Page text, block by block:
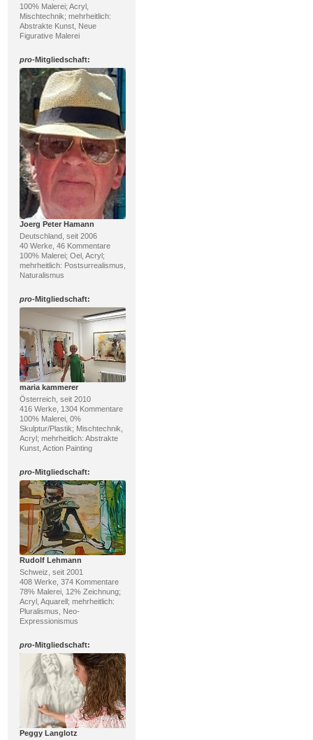
100% Malerei; Acryl,
Mischtechnik; mehrheitlich:
Abstrakte Kunst, Neue
Figurative Malerei
pro-Mitgliedschaft:
Joerg Peter Hamann
Deutschland, seit 2006
40 Werke, 46 Kommentare
100% Malerei; Oel, Acryl;
mehrheitlich: Postsurrealismus,
Naturalismus
pro-Mitgliedschaft:
maria kammerer
Österreich, seit 2010
416 Werke, 1304 Kommentare
100% Malerei, 0%
Skulptur/Plastik; Mischtechnik,
Acryl; mehrheitlich: Abstrakte
Kunst, Action Painting
pro-Mitgliedschaft:
Rudolf Lehmann
Schweiz, seit 2001
408 Werke, 374 Kommentare
78% Malerei, 12% Zeichnung;
Acryl, Aquarell; mehrheitlich:
Pluralismus, Neo-
Expressionismus
pro-Mitgliedschaft:
Peggy Langlotz